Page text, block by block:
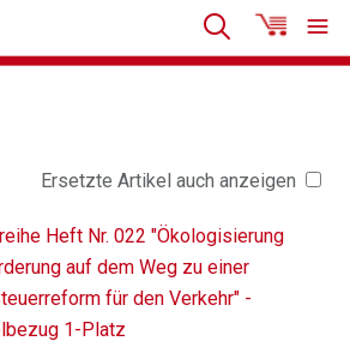
Ersetzte Artikel auch anzeigen
Heft Nr. 022 "Ökologisierung
auf dem Weg zu einer
für den Verkehr" -
1-Platz